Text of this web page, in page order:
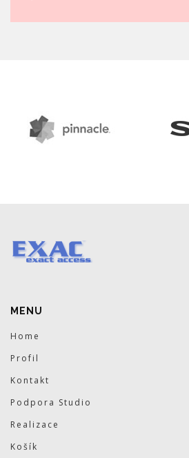
MENU
Home
Profil
Kontakt
Podpora Studio
Realizace
Košík